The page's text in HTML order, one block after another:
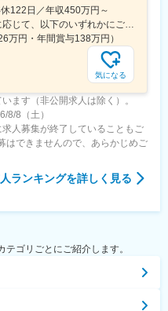
122日／年収450万円～
【東京or大阪or福岡】配属部署に応じて、以下のいずれかにご勤務いただきます。初期配属地は、ご希望の地域に配属いたします。■本社東京都港区東新橋1-5-2 汐留シティセンター19F☆JR・地下鉄各線 新橋駅より徒歩1分☆都営地下鉄大江戸線 汐留駅より徒歩1分■豊洲事業所東京都江東区東雲1-7-12 KDX豊洲グランスクエア7F☆東京メトロ有楽町線・ゆりかもめ 豊洲駅 徒歩12分☆りんかい線 東雲駅 徒歩12分※豊洲駅より「KDXグランスクエア行き無料シャトルバス」が運行しています。■関西支社大阪府大阪市北区堂島浜2-2-28 堂島アクシスビル12F☆地下鉄四ツ橋線・西梅田駅より徒歩10分・肥後橋駅 徒歩7分☆JR大阪駅 徒歩15分■九州支社福岡県福岡市博多区博多駅東2-10-35 博多プライムイースト3F☆JR博多駅より徒歩7分※受動喫煙対策有（屋内全面禁煙）
万円・年間賞与138万円）
気になる
ます（非公開求人は除く）。
8/8（土）
人募集が終了していることもご
はできませんので、あらかじめご
ランキングを詳しく見る
ゴリごとにご紹介します。